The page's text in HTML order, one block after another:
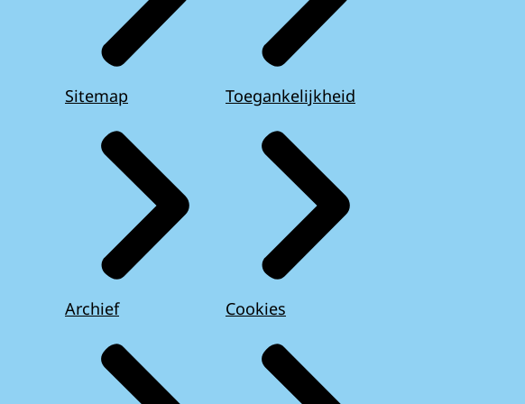
Sitemap
Archief
Toegankelijkheid
Cookies